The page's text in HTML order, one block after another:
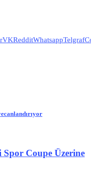
VKRedditWhatsappTelgraf
Coupe Üzerine